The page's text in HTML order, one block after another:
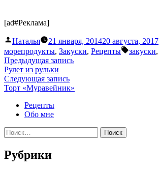
[ad#Реклама]
Написано
автором
Наталья 21 января, 201420 августа, 2017
морепродукты, Закуски, Рецепты Метки:
закуски,
Навигация
по
записям
Предыдущая записьПредыдущая
Рулет из рульки
Следующая записьСледующая
запись:
Торт «Муравейник»
Рецепты
Обо мне
Найти:
Рубрики